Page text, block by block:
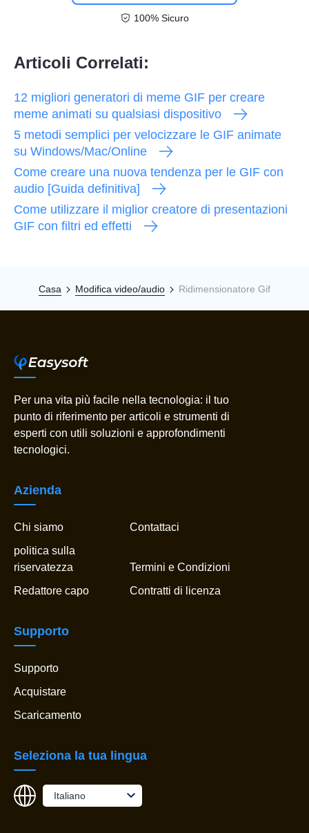
100% Sicuro
Articoli Correlati:
12 migliori generatori di meme GIF per creare
meme animati su qualsiasi dispositivo
5 metodi semplici per velocizzare le GIF animate
su Windows/Mac/Online
Come creare una nuova tendenza per le GIF con
audio [Guida definitiva]
Come utilizzare il miglior creatore di presentazioni
GIF con filtri ed effetti
Casa Modifica video/audio Ridimensionatore Gif
Per una vita più facile nella tecnologia: il tuo
punto di riferimento per articoli e strumenti di
esperti con utili soluzioni e approfondimenti
tecnologici.
Azienda
Chi siamo
Contattaci
politica sulla
riservatezza
Termini e Condizioni
Redattore capo
Contratti di licenza
Supporto
Supporto
Acquistare
Scaricamento
Seleziona la tua lingua
Italiano